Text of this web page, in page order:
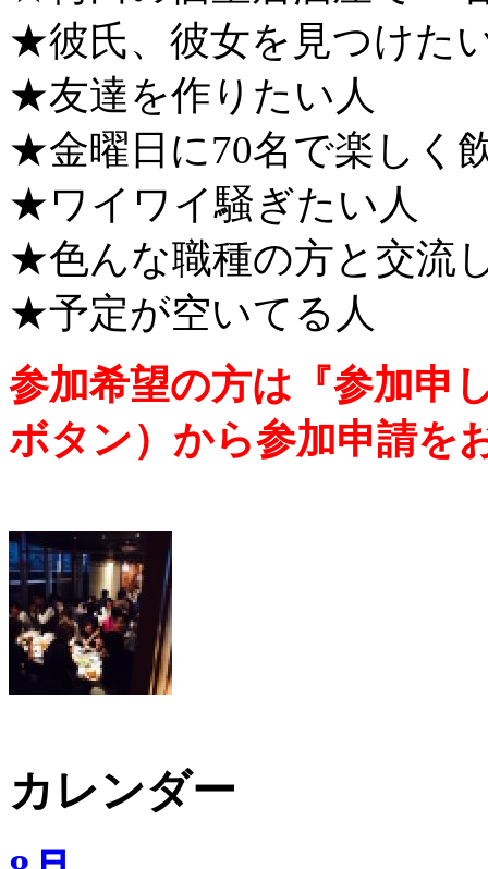
★彼氏、彼女を見つけた
★友達を作りたい人
★金曜日に70名で楽しく
★ワイワイ騒ぎたい人
★色んな職種の方と交流
★予定が空いてる人
参加希望の方は『参加申
ボタン）から参加申請を
カレンダー